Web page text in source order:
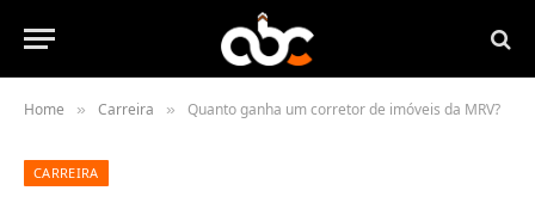
Home » Carreira » Quanto ganha um corretor de imóveis da MRV?
CARREIRA